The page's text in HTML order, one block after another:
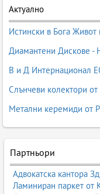
Актуално
Истински в Бога Живот
Диамантени Дискове -
В и Д Интернационал
Слънчеви колектори
Метални керемиди
Партньори
Адвокатска кантора
Ламиниран паркет